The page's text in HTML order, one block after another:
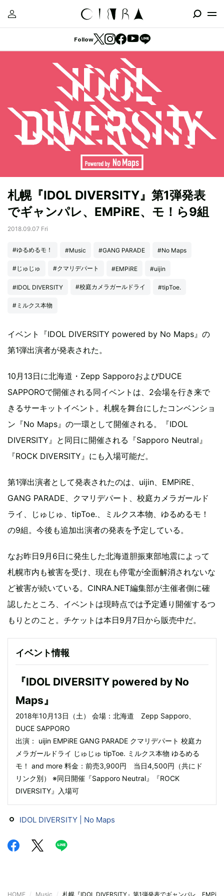
Follow
札幌『IDOL DIVERSITY』第1弾発表
でギャンパレ、EMPiRE、モ！ら9組
2018.09.07 Fri
#ゆるめるモ！ #Music #GANG PARADE #No Maps
#じゅじゅ #クマリデパート #EMPiRE #uijin
#IDOL DIVERSITY #校庭カメラガールドライ #tipToe.
#ミルクス本物
イベント『IDOL DIVERSITY powered by No Maps』の
第1弾出演者が発表された。
10月13日に北海道・Zepp SapporoおよびDUCE
SAPPOROで開催される同イベントは、2会場を行き来で
きるサーキットイベント。札幌を舞台にしたコンベンショ
ン『No Maps』の一環として開催される。『IDOL
DIVERSITY』と同日に開催される『Sapporo Neutral』
『ROCK DIVERSITY』にも入場可能だ。
第1弾出演者として発表されたのは、uijin、EMPiRE、
GANG PARADE、クマリデパート、校庭カメラガールド
ライ、じゅじゅ、tipToe.、ミルクス本物、ゆるめるモ！
の9組。今後も追加出演者の発表を予定している。
なお昨日9月6日に発生した北海道胆振東部地震によって
札幌市内も被害を受け、現在も停電が全面解消されないな
ど被害が続いている。CINRA.NET編集部が主催者側に確
認したところ、イベントは現時点では予定通り開催するつ
もりとのこと。チケットは本日9月7日から販売中だ。
イベント情報
『IDOL DIVERSITY powered by No
Maps』
2018年10月13日（土） 会場：北海道 Zepp Sapporo、
DUCE SAPPORO
出演： uijin EMPiRE GANG PARADE クマリデパート 校庭カ
メラガールドライ じゅじゅ tipToe. ミルクス本物 ゆるめる
モ！ and more 料金：前売3,900円 当日4,500円（共にド
リンク別） ※同日開催『Sapporo Neutral』『ROCK
DIVERSITY』入場可
IDOL DIVERSITY | No Maps
HOME Music 札幌『IDOL DIVERSITY』第1弾発表でギャンパレ、